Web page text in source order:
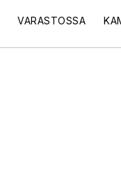
VARASTOSSA